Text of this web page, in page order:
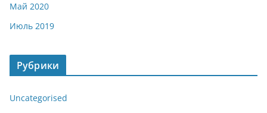
Май 2020
Июль 2019
Рубрики
Uncategorised